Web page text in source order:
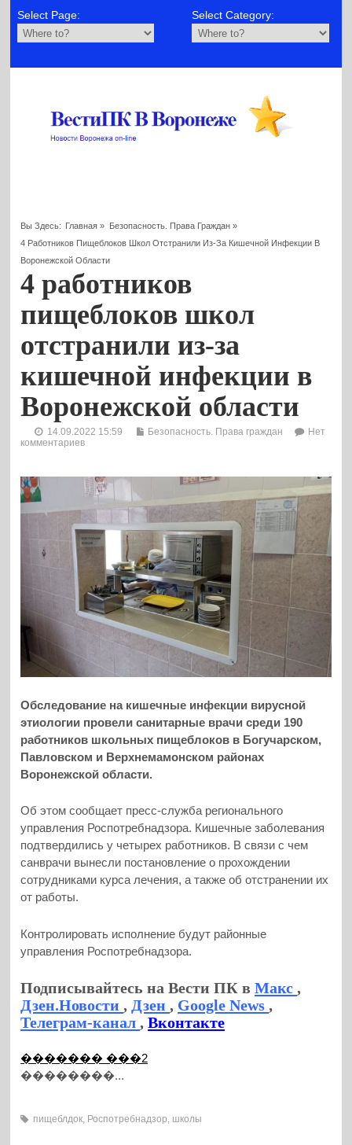
Select Page: Select Category:
Вы Здесь: Главная » Безопасность. Права Граждан»
4 Работников Пищеблоков Школ Отстранили Из-За Кишечной Инфекции В
Воронежской Области
4 работников
пищеблоков школ
отстранили из-за
кишечной инфекции в
Воронежской области
14.09.2022 15:59 Безопасность. Права граждан
Нет
комментариев
Обследование на кишечные инфекции вирусной
этиологии провели санитарные врачи среди 190
работников школьных пищеблоков в Богучарском,
Павловском и Верхнемамонском районах
Воронежской области.
Об этом сообщает пресс-служба регионального
управления Роспотребнадзора. Кишечные заболевания
подтвердились у четырех работников. В связи с чем
санврачи вынесли постановление о прохождении
сотрудниками курса лечения, а также об отстранении их
от работы.
Контролировать исполнение будут районные
управления Роспотребнадзора.
Подписывайтесь на Вести ПК вМакс,
Дзен.Новости, Дзен, Google News,
Телеграм-канал,Вконтакте
������� ���2
��������...
пищеблдок, Роспотребнадзор, школы